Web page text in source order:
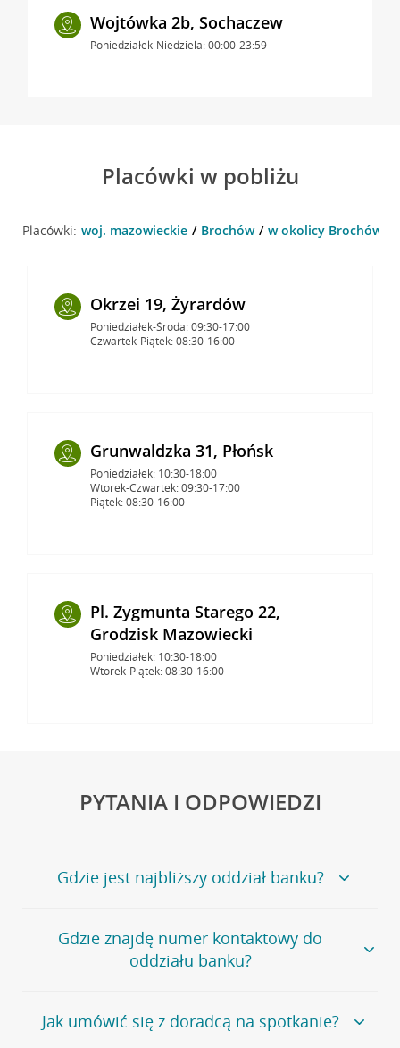
Wojtówka 2b, Sochaczew
Poniedziałek-Niedziela: 00:00-23:59
Placówki w pobliżu
Placówki: woj. mazowieckie Brochów w okolicy Brochów
Okrzei 19, Żyrardów
Poniedziałek-Środa: 09:30-17:00
Czwartek-Piątek: 08:30-16:00
Grunwaldzka 31, Płońsk
Poniedziałek: 10:30-18:00
Wtorek-Czwartek: 09:30-17:00
Piątek: 08:30-16:00
Pl. Zygmunta Starego 22,
Grodzisk Mazowiecki
Poniedziałek: 10:30-18:00
Wtorek-Piątek: 08:30-16:00
PYTANIA I ODPOWIEDZI
Gdzie jest najbliższy oddział banku?
Jeśli szukasz oddziału naszego banku, zapraszamy na
stronęPlacówki i bankomaty, na której znajduje się
wygodna wyszukiwarka.
oddziałów
Gdzie znajdę numer kontaktowy do
oddziału banku?
Bank Credit Agricole nie udostępnia ogólnego numeru
telefonu do placówki bankowej.
Jak umówić się z doradcą na spotkanie?